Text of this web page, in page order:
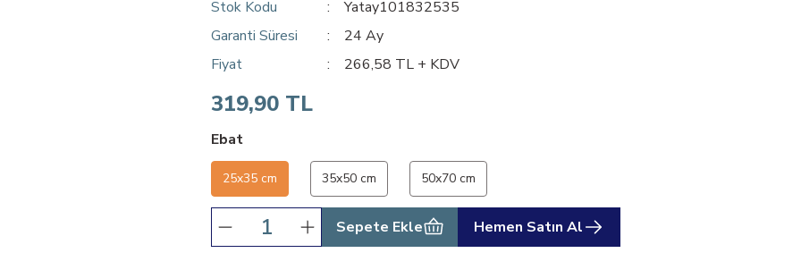
Stok Kodu
Yatay101832535
Garanti Süresi
24 Ay
Fiyat
266,58 TL + KDV
319,90 TL
Ebat
25x35 cm 35x50 cm 50x70 cm
Sepete Ekle Hemen Satın Al